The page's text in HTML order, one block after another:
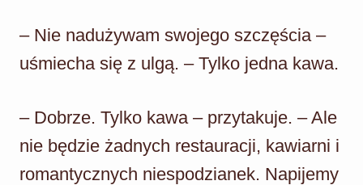
– Nie nadużywam swojego szczęścia –
uśmiecha się z ulgą. – Tylko jedna kawa.
– Dobrze. Tylko kawa – przytakuje. – Ale
nie będzie żadnych restauracji, kawiarni i
romantycznych niespodzianek. Napijemy